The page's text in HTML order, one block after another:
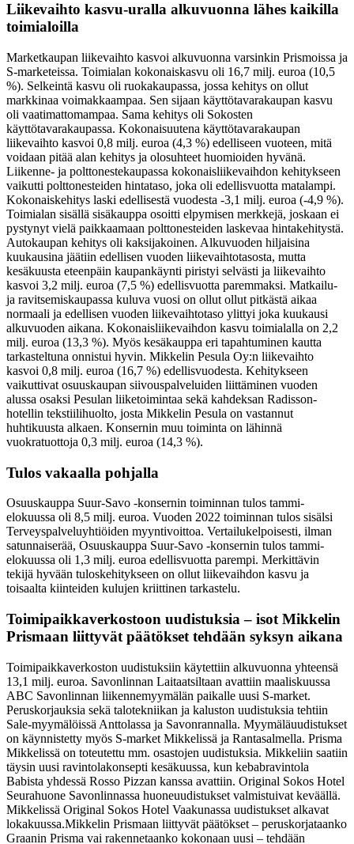
Liikevaihto kasvu-uralla alkuvuonna lähes kaikilla
toimialoilla
Marketkaupan liikevaihto kasvoi alkuvuonna varsinkin Prismoissa ja
S-marketeissa. Toimialan kokonaiskasvu oli 16,7 milj. euroa (10,5
%). Selkeintä kasvu oli ruokakaupassa, jossa kehitys on ollut
markkinaa voimakkaampaa. Sen sijaan käyttötavarakaupan kasvu
oli vaatimattomampaa. Sama kehitys oli Sokosten
käyttötavarakaupassa. Kokonaisuutena käyttötavarakaupan
liikevaihto kasvoi 0,8 milj. euroa (4,3 %) edelliseen vuoteen, mitä
voidaan pitää alan kehitys ja olosuhteet huomioiden hyvänä.
Liikenne- ja polttonestekaupassa kokonaisliikevaihdon kehitykseen
vaikutti polttonesteiden hintataso, joka oli edellisvuotta matalampi.
Kokonaiskehitys laski edellisestä vuodesta -3,1 milj. euroa (-4,9 %).
Toimialan sisällä sisäkauppa osoitti elpymisen merkkejä, joskaan ei
pystynyt vielä paikkaamaan polttonesteiden laskevaa hintakehitystä.
Autokaupan kehitys oli kaksijakoinen. Alkuvuoden hiljaisina
kuukausina jäätiin edellisen vuoden liikevaihtotasosta, mutta
kesäkuusta eteenpäin kaupankäynti piristyi selvästi ja liikevaihto
kasvoi 3,2 milj. euroa (7,5 %) edellisvuotta paremmaksi. Matkailu-
ja ravitsemiskaupassa kuluva vuosi on ollut ollut pitkästä aikaa
normaali ja edellisen vuoden liikevaihtotaso ylittyi joka kuukausi
alkuvuoden aikana. Kokonaisliikevaihdon kasvu toimialalla on 2,2
milj. euroa (13,3 %). Myös kesäkauppa eri tapahtuminen kautta
tarkasteltuna onnistui hyvin. Mikkelin Pesula Oy:n liikevaihto
kasvoi 0,8 milj. euroa (16,7 %) edellisvuodesta. Kehitykseen
vaikuttivat osuuskaupan siivouspalveluiden liittäminen vuoden
alussa osaksi Pesulan liiketoimintaa sekä kahdeksan Radisson-
hotellin tekstiilihuolto, josta Mikkelin Pesula on vastannut
huhtikuusta alkaen. Konsernin muu toiminta on lähinnä
vuokratuottoja 0,3 milj. euroa (14,3 %).
Tulos vakaalla pohjalla
Osuuskauppa Suur-Savo -konsernin toiminnan tulos tammi-
elokuussa oli 8,5 milj. euroa. Vuoden 2022 toiminnan tulos sisälsi
Terveyspalveluyhtiöiden myyntivoittoa. Vertailukelpoisesti, ilman
satunnaiserää, Osuuskauppa Suur-Savo -konsernin tulos tammi-
elokuussa oli 1,3 milj. euroa edellisvuotta parempi. Merkittävin
tekijä hyvään tuloskehitykseen on ollut liikevaihdon kasvu ja
toisaalta kiinteiden kulujen kriittinen tarkastelu.
Toimipaikkaverkostoon uudistuksia – isot Mikkelin
Prismaan liittyvät päätökset tehdään syksyn aikana
Toimipaikkaverkoston uudistuksiin käytettiin alkuvuonna yhteensä
13,1 milj. euroa. Savonlinnan Laitaatsiltaan avattiin maaliskuussa
ABC Savonlinnan liikennemyymälän paikalle uusi S-market.
Peruskorjauksia sekä talotekniikan ja kaluston uudistuksia tehtiin
Sale-myymälöissä Anttolassa ja Savonrannalla. Myymäläuudistukset
on käynnistetty myös S-market Mikkelissä ja Rantasalmella. Prisma
Mikkelissä on toteutettu mm. osastojen uudistuksia. Mikkeliin saatiin
täysin uusi ravintolakonsepti kesäkuussa, kun kebabravintola
Babista yhdessä Rosso Pizzan kanssa avattiin. Original Sokos Hotel
Seurahuone Savonlinnassa huoneuudistukset valmistuivat keväällä.
Mikkelissä Original Sokos Hotel Vaakunassa uudistukset alkavat
lokakuussa.Mikkelin Prismaan liittyvät päätökset – peruskorjataanko
Graanin Prisma vai rakennetaanko kokonaan uusi – tehdään